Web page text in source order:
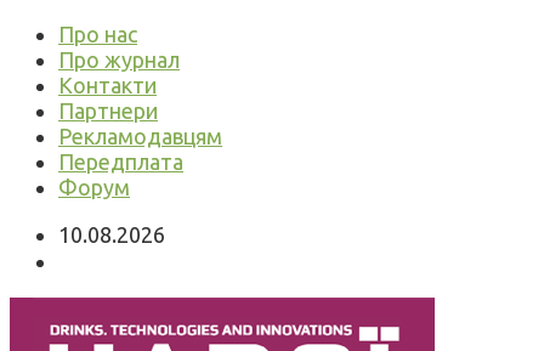
Про нас
Про журнал
Контакти
Партнери
Рекламодавцям
Передплата
Форум
10.08.2026